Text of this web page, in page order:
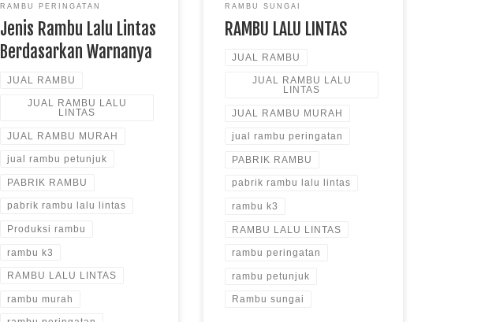
RAMBU PERINGATAN
Jenis Rambu Lalu Lintas
Berdasarkan Warnanya
JUAL RAMBU
JUAL RAMBU LALU
LINTAS
JUAL RAMBU MURAH
jual rambu petunjuk
PABRIK RAMBU
pabrik rambu lalu lintas
Produksi rambu
rambu k3
RAMBU LALU LINTAS
rambu murah
RAMBU SUNGAI
RAMBU LALU LINTAS
JUAL RAMBU
JUAL RAMBU LALU
LINTAS
JUAL RAMBU MURAH
jual rambu peringatan
PABRIK RAMBU
pabrik rambu lalu lintas
rambu k3
RAMBU LALU LINTAS
rambu peringatan
rambu petunjuk
Rambu sungai